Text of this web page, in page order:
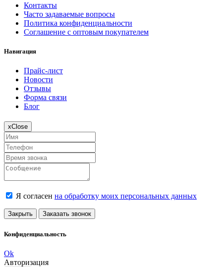
Контакты
Часто задаваемые вопросы
Политика конфиденциальности
Соглашение с оптовым покупателем
Навигация
Прайс-лист
Новости
Отзывы
Форма связи
Блог
xClose
Я согласен на обработку моих персональных данных
Закрыть Заказать звонок
Конфиденциальность
Ok
Авторизация